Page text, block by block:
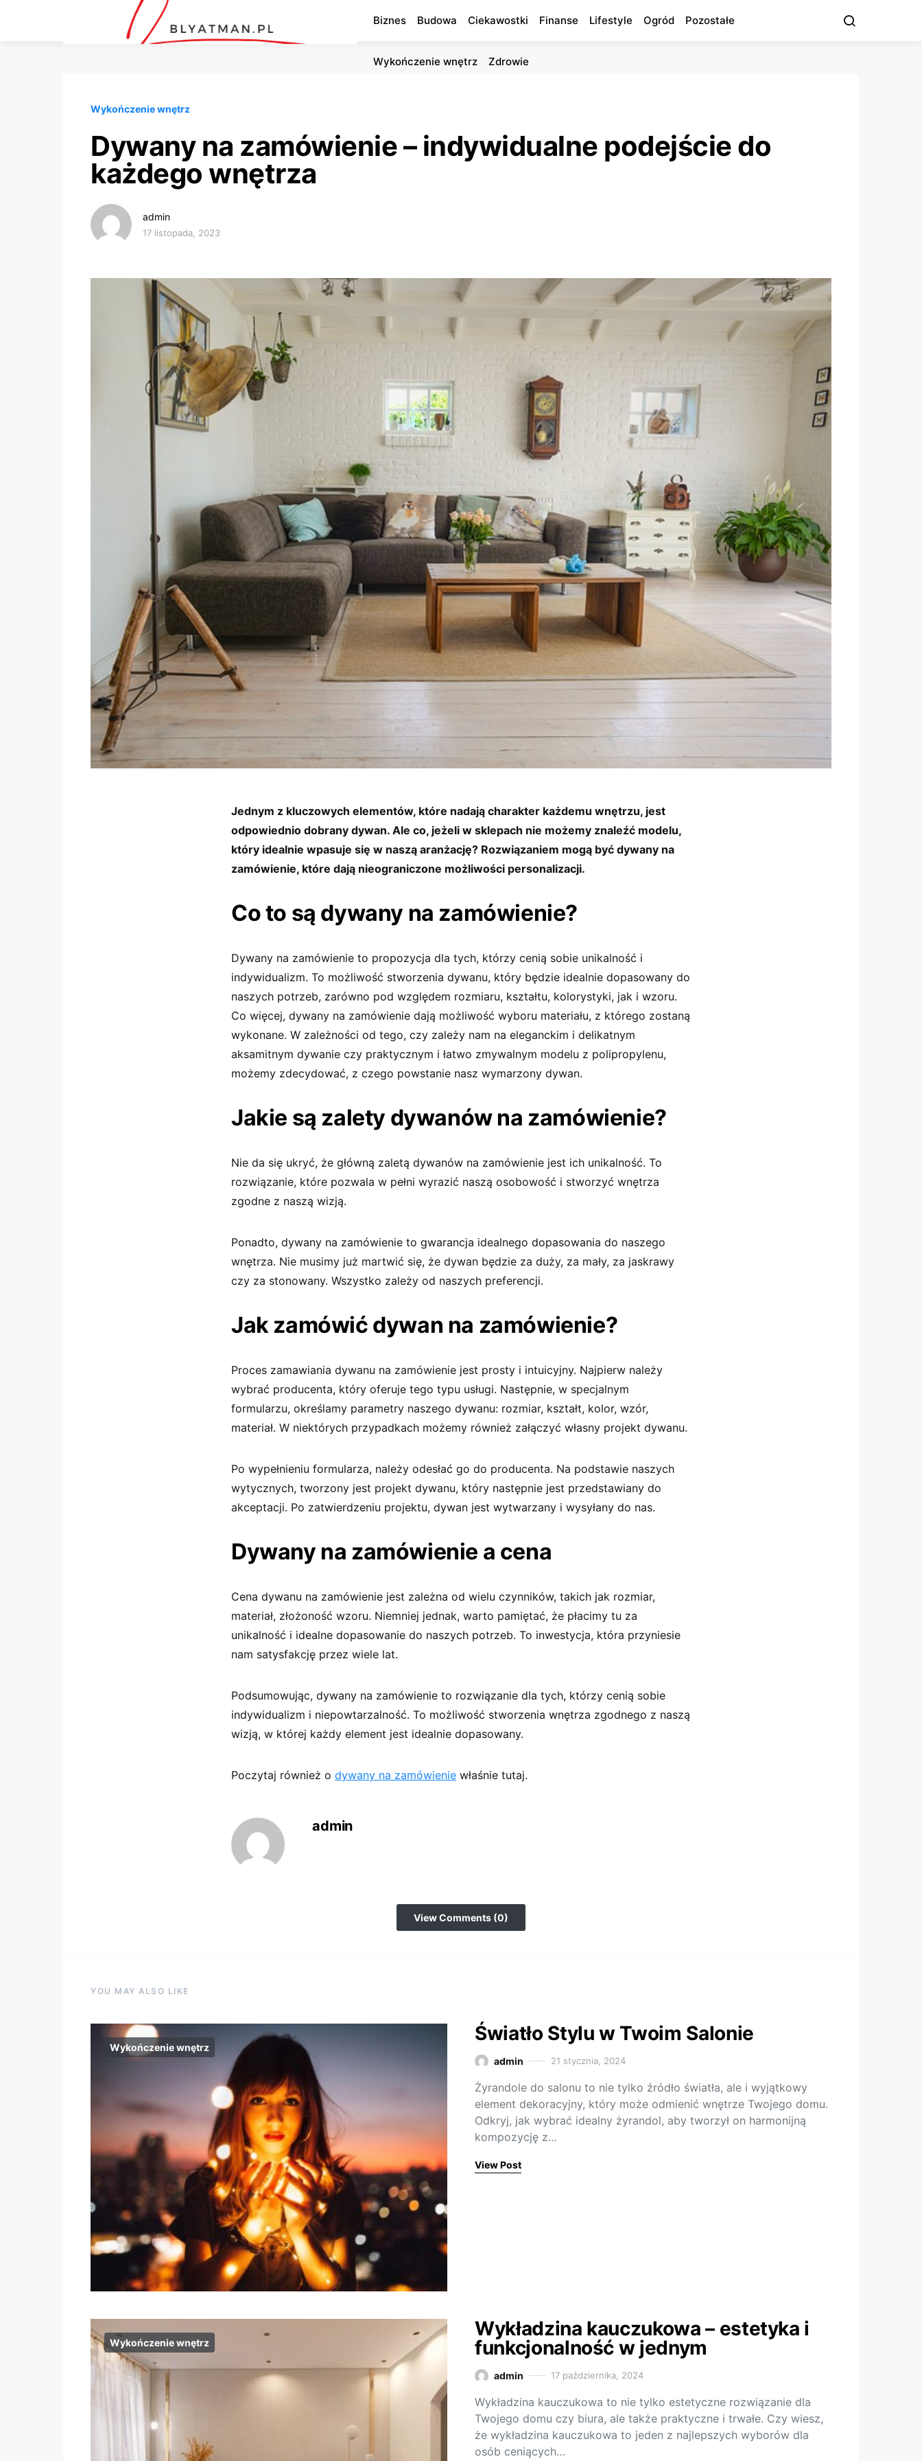
Biznes Budowa Ciekawostki Finanse Lifestyle Ogród Pozostałe
Wykończenie wnętrz Zdrowie
Wykończenie wnętrz
Dywany na zamówienie – indywidualne podejście do
każdego wnętrza
admin
17 listopada, 2023
Jednym z kluczowych elementów, które nadają charakter każdemu wnętrzu, jest
odpowiednio dobrany dywan. Ale co, jeżeli w sklepach nie możemy znaleźć modelu,
który idealnie wpasuje się w naszą aranżację? Rozwiązaniem mogą być dywany na
zamówienie, które dają nieograniczone możliwości personalizacji.
Co to są dywany na zamówienie?
Dywany na zamówienie to propozycja dla tych, którzy cenią sobie unikalność i
indywidualizm. To możliwość stworzenia dywanu, który będzie idealnie dopasowany do
naszych potrzeb, zarówno pod względem rozmiaru, kształtu, kolorystyki, jak i wzoru.
Co więcej, dywany na zamówienie dają możliwość wyboru materiału, z którego zostaną
wykonane. W zależności od tego, czy zależy nam na eleganckim i delikatnym
aksamitnym dywanie czy praktycznym i łatwo zmywalnym modelu z polipropylenu,
możemy zdecydować, z czego powstanie nasz wymarzony dywan.
Jakie są zalety dywanów na zamówienie?
Nie da się ukryć, że główną zaletą dywanów na zamówienie jest ich unikalność. To
rozwiązanie, które pozwala w pełni wyrazić naszą osobowość i stworzyć wnętrza
zgodne z naszą wizją.
Ponadto, dywany na zamówienie to gwarancja idealnego dopasowania do naszego
wnętrza. Nie musimy już martwić się, że dywan będzie za duży, za mały, za jaskrawy
czy za stonowany. Wszystko zależy od naszych preferencji.
Jak zamówić dywan na zamówienie?
Proces zamawiania dywanu na zamówienie jest prosty i intuicyjny. Najpierw należy
wybrać producenta, który oferuje tego typu usługi. Następnie, w specjalnym
formularzu, określamy parametry naszego dywanu: rozmiar, kształt, kolor, wzór,
materiał. W niektórych przypadkach możemy również załączyć własny projekt dywanu.
Po wypełnieniu formularza, należy odesłać go do producenta. Na podstawie naszych
wytycznych, tworzony jest projekt dywanu, który następnie jest przedstawiany do
akceptacji. Po zatwierdzeniu projektu, dywan jest wytwarzany i wysyłany do nas.
Dywany na zamówienie a cena
Cena dywanu na zamówienie jest zależna od wielu czynników, takich jak rozmiar,
materiał, złożoność wzoru. Niemniej jednak, warto pamiętać, że płacimy tu za
unikalność i idealne dopasowanie do naszych potrzeb. To inwestycja, która przyniesie
nam satysfakcję przez wiele lat.
Podsumowując, dywany na zamówienie to rozwiązanie dla tych, którzy cenią sobie
indywidualizm i niepowtarzalność. To możliwość stworzenia wnętrza zgodnego z naszą
wizją, w której każdy element jest idealnie dopasowany.
Poczytaj również o dywany na zamówienie właśnie tutaj.
admin
View Comments (0)
YOU MAY ALSO LIKE
Wykończenie wnętrz
Światło Stylu w Twoim Salonie
admin 21 stycznia, 2024
Żyrandole do salonu to nie tylko źródło światła, ale i wyjątkowy
element dekoracyjny, który może odmienić wnętrze Twojego domu.
Odkryj, jak wybrać idealny żyrandol, aby tworzył on harmonijną
kompozycję z…
View Post
Wykończenie wnętrz
Wykładzina kauczukowa – estetyka i
funkcjonalność w jednym
admin 17 października, 2024
Wykładzina kauczukowa to nie tylko estetyczne rozwiązanie dla
Twojego domu czy biura, ale także praktyczne i trwałe. Czy wiesz,
że wykładzina kauczukowa to jeden z najlepszych wyborów dla
osób ceniących…